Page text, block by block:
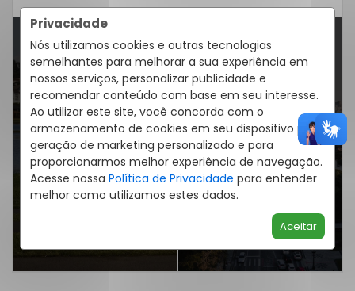
Privacidade
Nós utilizamos cookies e outras tecnologias
semelhantes para melhorar a sua experiência em
nossos serviços, personalizar publicidade e
recomendar conteúdo com base em seu interesse.
Ao utilizar este site, você concorda com o
armazenamento de cookies em seu dispositivo para
geração de marketing personalizado e para
proporcionarmos melhor experiência de navegação.
Acesse nossa Política de Privacidade para entender
melhor como utilizamos estes dados.
Aceitar
ARTIGO ANTERIOR
6 parques para
correr em Curitiba
PRÓXIMO ARTIGO
6 dicas para alugar
imóvel em Curitiba